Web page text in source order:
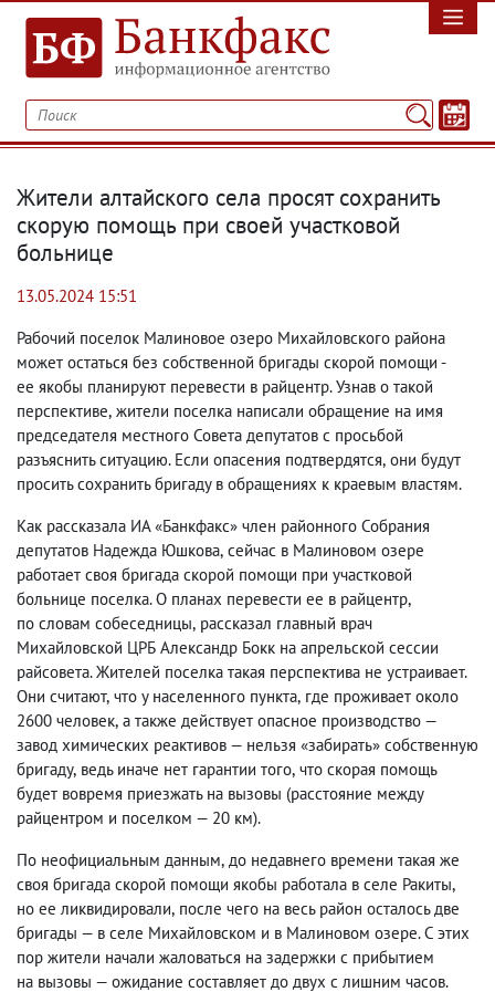
Жители алтайского села просят сохранить
скорую помощь при своей участковой
больнице
13.05.2024 15:51
Рабочий поселок Малиновое озеро Михайловского района
может остаться без собственной бригады скорой помощи -
ее якобы планируют перевести в райцентр. Узнав о такой
перспективе, жители поселка написали обращение на имя
председателя местного Совета депутатов с просьбой
разъяснить ситуацию. Если опасения подтвердятся, они будут
просить сохранить бригаду в обращениях к краевым властям.
Как рассказала ИА «Банкфакс» член районного Собрания
депутатов Надежда Юшкова, сейчас в Малиновом озере
работает своя бригада скорой помощи при участковой
больнице поселка. О планах перевести ее в райцентр,
по словам собеседницы, рассказал главный врач
Михайловской ЦРБ Александр Бокк на апрельской сессии
райсовета. Жителей поселка такая перспектива не устраивает.
Они считают, что у населенного пункта, где проживает около
2600 человек, а также действует опасное производство —
завод химических реактивов — нельзя «забирать» собственную
бригаду, ведь иначе нет гарантии того, что скорая помощь
будет вовремя приезжать на вызовы (расстояние между
райцентром и поселком — 20 км).
По неофициальным данным, до недавнего времени такая же
своя бригада скорой помощи якобы работала в селе Ракиты,
но ее ликвидировали, после чего на весь район осталось две
бригады — в селе Михайловском и в Малиновом озере. С этих
пор жители начали жаловаться на задержки с прибытием
на вызовы — ожидание составляет до двух с лишним часов.